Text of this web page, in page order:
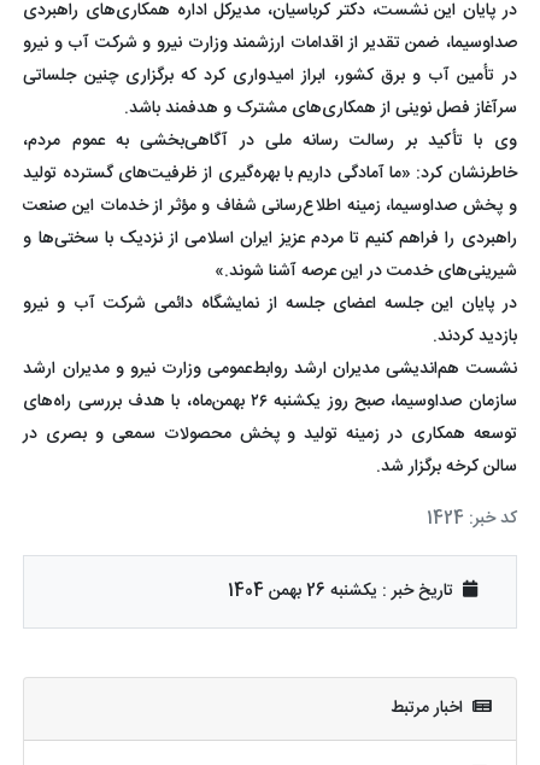
در پایان این نشست، دکتر کرباسیان، مدیرکل اداره همکاری‌های راهبردی
صداوسیما، ضمن تقدیر از اقدامات ارزشمند وزارت نیرو و شرکت آب و نیرو
در تأمین آب و برق کشور، ابراز امیدواری کرد که برگزاری چنین جلساتی
سرآغاز فصل نوینی از همکاری‌های مشترک و هدفمند باشد.
وی با تأکید بر رسالت رسانه ملی در آگاهی‌بخشی به عموم مردم،
خاطرنشان کرد: «ما آمادگی داریم با بهره‌گیری از ظرفیت‌های گسترده تولید
و پخش صداوسیما، زمینه اطلاع‌رسانی شفاف و مؤثر از خدمات این صنعت
راهبردی را فراهم کنیم تا مردم عزیز ایران اسلامی از نزدیک با سختی‌ها و
شیرینی‌های خدمت در این عرصه آشنا شوند.»
در پایان این جلسه اعضای جلسه از نمایشگاه دائمی شرکت آب و نیرو
بازدید کردند.
نشست هم‌اندیشی مدیران ارشد روابط‌عمومی وزارت نیرو و مدیران ارشد
سازمان صداوسیما، صبح روز یکشنبه ۲۶ بهمن‌ماه، با هدف بررسی راه‌های
توسعه همکاری در زمینه تولید و پخش محصولات سمعی و بصری در
سالن کرخه برگزار شد.
کد خبر: 1424
تاریخ خبر : یکشنبه 26 بهمن 1404
اخبار مرتبط